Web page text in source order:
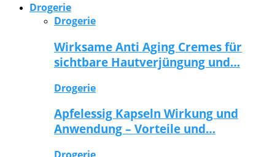
Drogerie
Drogerie
Wirksame Anti Aging Cremes für
sichtbare Hautverjüngung und…
Drogerie
Apfelessig Kapseln Wirkung und
Anwendung – Vorteile und…